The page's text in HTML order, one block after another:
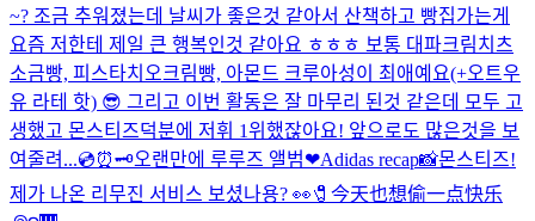
~? 조금 추워졌는데 날씨가 좋은것 같아서 산책하고 빵집가는게
요즘 저한테 제일 큰 행복인것 같아요 ㅎㅎㅎ 보통 대파크림치츠
소금빵, 피스타치오크림빵, 아몬드 크루아성이 최애예요(+오트우
유 라테 핫) 😎 그리고 이번 활동은 잘 마무리 된것 같은데 모두 고
생했고 몬스티즈덕분에 저휘 1위했잖아요! 앞으로도 많은것을 보
여줄려...💿⏰🗝️오랜만에 루루즈 앨범❤︎Adidas recap📸몬스티즈!
제가 나온 리무진 서비스 보셨나용? 👀🧷今天也想偷一点快乐